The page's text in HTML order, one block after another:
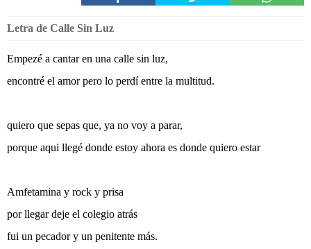
Letra de Calle Sin Luz
Empezé a cantar en una calle sin luz,
encontré el amor pero lo perdí entre la multitud.
quiero que sepas que, ya no voy a parar,
porque aqui llegé donde estoy ahora es donde quiero estar
Amfetamina y rock y prisa
por llegar deje el colegio atrás
fui un pecador y un penitente más.